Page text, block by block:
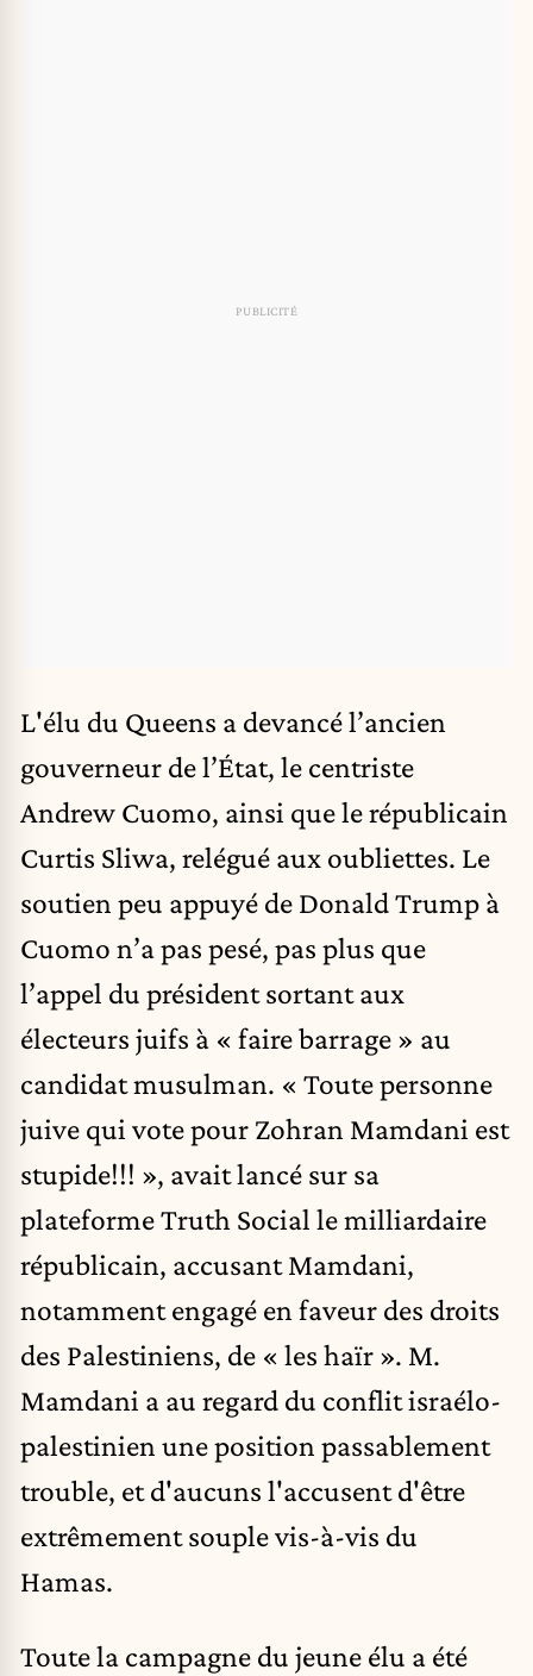
L'élu du Queens a devancé l’ancien
gouverneur de l’État, le centriste
Andrew Cuomo, ainsi que le républicain
Curtis Sliwa, relégué aux oubliettes. Le
soutien peu appuyé de Donald Trump à
Cuomo n’a pas pesé, pas plus que
l’appel du président sortant aux
électeurs juifs à « faire barrage » au
candidat musulman. « Toute personne
juive qui vote pour Zohran Mamdani est
stupide!!! », avait lancé sur sa
plateforme Truth Social le milliardaire
républicain, accusant Mamdani,
notamment engagé en faveur des droits
des Palestiniens, de « les haïr ». M.
Mamdani a au regard du conflit israélo-
palestinien une position passablement
trouble, et d'aucuns l'accusent d'être
extrêmement souple vis-à-vis du
Hamas.
Toute la campagne du jeune élu a été